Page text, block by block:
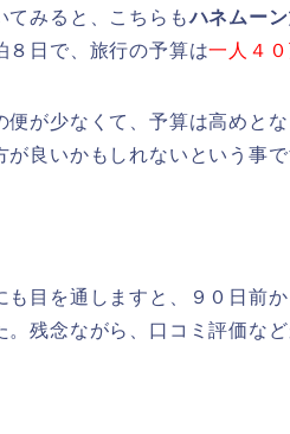
てみると、こちらもハネムー
８日で、旅行の予算は一人４
便が少なくて、予算は高めと
が良いかもしれないという事で
も目を通しますと、９０日前
。残念ながら、口コミ評価な